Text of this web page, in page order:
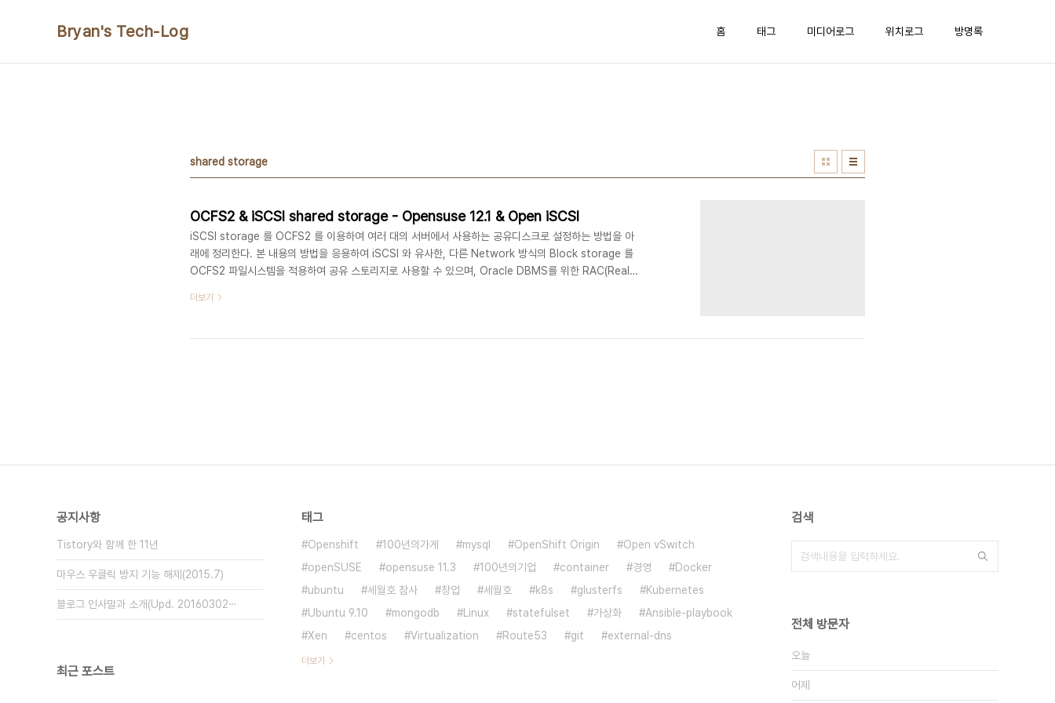
Bryan's Tech-Log 홈 태그 미디어로그 위치로그 방명록
shared storage
OCFS2 & iSCSI shared storage - Opensuse 12.1 & Open iSCSI
iSCSI storage 를 OCFS2 를 이용하여 여러 대의 서버에서 사용하는 공유디스크로 설정하는 방법을 아
래에 정리한다. 본 내용의 방법을 응용하여 iSCSI 와 유사한, 다른 Network 방식의 Block storage 를
OCFS2 파일시스템을 적용하여 공유 스토리지로 사용할 수 있으며, Oracle DBMS를 위한 RAC(Real
은 약간씩 상이하며 - RAC를 위한 공유메모리, 세마포 등의 Kernel 설정은 제외하고 - 공유 스토리지에
(..
더보기
공지사항
Tistory와 함께 한 11년
마우스 우클릭 방지 기능 해제(2015.7)
블로그 인사말과 소개(Upd. 20160302⋯
최근 포스트
태그
Openshift 100년의가게 mysql OpenShift Origin
Open vSwitch
openSUSE
opensuse 11.3 100년의기업 container 경영
Docker
ubuntu
세월호 참사 창업 세월호 k8s glusterfs
Kubernetes
Ubuntu 9.10
mongodb Linux statefulset 가상화
Ansible-playbook
Xen
centos Virtualization Route53 git external-dns
더보기
검색
전체 방문자
오늘
어제